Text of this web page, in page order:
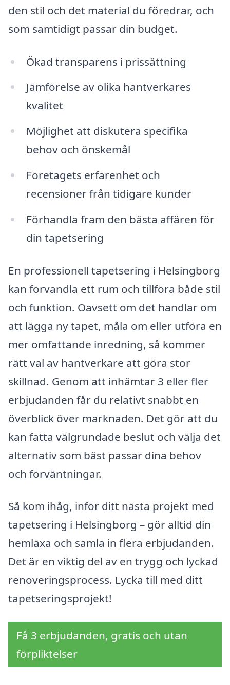
den stil och det material du föredrar, och
som samtidigt passar din budget.
Ökad transparens i prissättning
Jämförelse av olika hantverkares
kvalitet
Möjlighet att diskutera specifika
behov och önskemål
Företagets erfarenhet och
recensioner från tidigare kunder
Förhandla fram den bästa affären för
din tapetsering
En professionell tapetsering i Helsingborg
kan förvandla ett rum och tillföra både stil
och funktion. Oavsett om det handlar om
att lägga ny tapet, måla om eller utföra en
mer omfattande inredning, så kommer
rätt val av hantverkare att göra stor
skillnad. Genom att inhämtar 3 eller fler
erbjudanden får du relativt snabbt en
överblick över marknaden. Det gör att du
kan fatta välgrundade beslut och välja det
alternativ som bäst passar dina behov
och förväntningar.
Så kom ihåg, inför ditt nästa projekt med
tapetsering i Helsingborg – gör alltid din
hemläxa och samla in flera erbjudanden.
Det är en viktig del av en trygg och lyckad
renoveringsprocess. Lycka till med ditt
tapetseringsprojekt!
Få 3 erbjudanden, gratis och utan
förpliktelser